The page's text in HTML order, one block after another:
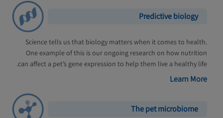
Predictive biology
Science tells us that biology matters when it comes to health.
One example of this is our ongoing research on how nutrition
can affect a pet’s gene expression to help them live a healthy life.
Learn More
The pet microbiome